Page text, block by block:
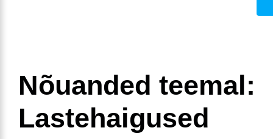
Nõuanded teemal:
Lastehaigused